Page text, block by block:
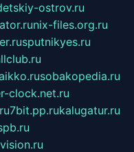
ostrov.ru
nix-files.org.ru
sputnikyes.ru
sobakopedia.ru
clock.net.ru
7bit.pp.rukalugatur.ru